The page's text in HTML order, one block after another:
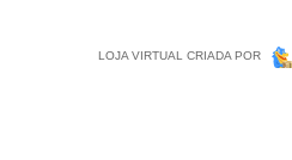
LOJA VIRTUAL CRIADA POR